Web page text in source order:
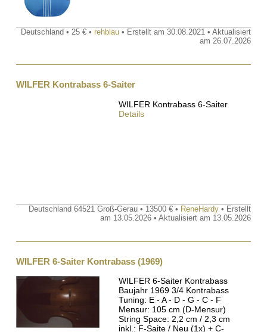
Deutschland • 25 € • rehblau • Erstellt am 30.08.2021 • Aktualisiert
am 26.07.2026
WILFER Kontrabass 6-Saiter
WILFER Kontrabass 6-Saiter
Details
Deutschland 64521 Groß-Gerau • 13500 € • ReneHardy • Erstellt
am 13.05.2026 • Aktualisiert am 13.05.2026
WILFER 6-Saiter Kontrabass (1969)
WILFER 6-Saiter Kontrabass
Baujahr 1969 3/4 Kontrabass
Tuning: E - A - D - G - C - F
Mensur: 105 cm (D-Mensur)
String Space: 2,2 cm / 2,3 cm
inkl.: F-Saite / Neu (1x) + C-